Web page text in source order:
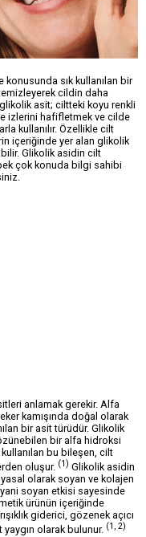
sık kullanılan bir
cildin daha
asit; ciltteki koyu renkli
izlerini hafifletmek ve cilde
kullanılır. Özellikle cilt
içeriğinde yer alan glikolik
Glikolik asidin cilt
çok konuda bilgi sahibi
anlamak gerekir. Alfa
kamışında doğal olarak
bir asit türüdür. Glikolik
bir alfa hidroksi
bu bileşen, cilt
oluşur. (1) Glikolik asidin
olarak soyan ve kolajen
soyan etkisi sayesinde
ürünün içeriğinde
giderici, gözenek açıcı
olarak bulunur. (1, 2)